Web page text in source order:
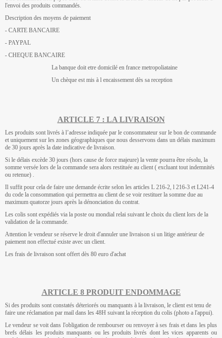
l'envoi des produits commandés.
Description des moyens de paiement
- CARTE BANCAIRE
- PAYPAL
- CHEQUE BANCAIRE
La banque doit etre domicilé en france metropoliataine
Un chèque est mis à l encaissement dès sa reception
ARTICLE 7 : LA LIVRAISON
Les produits sont livrés à l’adresse indiquée par le consommateur sur le bon de commande
et uniquement sur les zones géographiques que nous desservons dans un délais maximum
de 30 jours après la date indicative de livraison.
Si le délais excède 30 jours (hors cause de force majeure) la vente pourra être résolu, la
somme versée lors de la commande sera alors restituée au client ( excluant tout indemnités
ou retenue) .
Il suffit pour cela de faire une demande écrite selon les articles L 216-2, l 216-3 et L241-4
du code la consommation qui permettra au client de se voir restituer la somme due au
maximum quatorze jours après la dénonciation du contrat.
Les colis sont expédiés via la poste ou mondial relai suivant le choix du client lors de la
validation de la commande.
Attention le vendeur se réserve le droit d'annuler une livraison si un litige antérieur de
paiement non effectué existe avec un client.
Les frais de livraison sont offert dès 80 euro d'achat
ARTICLE 8 PRODUIT ENDOMMAGE
Si des produits sont constatés déteriorés ou manquants à la livraison, le client est tenu de
faire une réclamation par mail dans les 48H suivant la réception du colis (photo a l'appui).
Le vendeur se voit dans l'obligation de rembourser ou renvoyer à ses frais et dans les plus
brefs délais les produits manquants ou les produits livrés dont les vices apparents ou